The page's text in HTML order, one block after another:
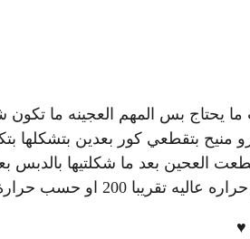
يحتاج بس المهم العجينه ما تكون
بعد ما شكلتيها بالدبس
200 او حسب حرارة فرنك
♥